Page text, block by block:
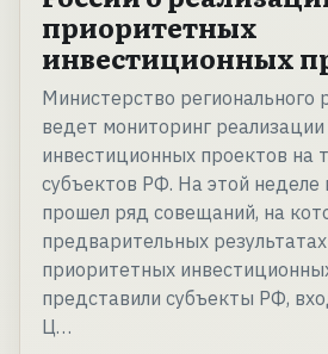
приоритетных
инвестиционных
Министерство регионального
ведет мониторинг
инвестиционных проектов на
субъектов РФ. На этой неделе
прошел ряд совещаний, на
предварительных
приоритетных
представили субъекты РФ,
Ц…